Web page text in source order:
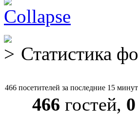
Статистика
466 посетителей за последние 15 минут
466 гостей, 0